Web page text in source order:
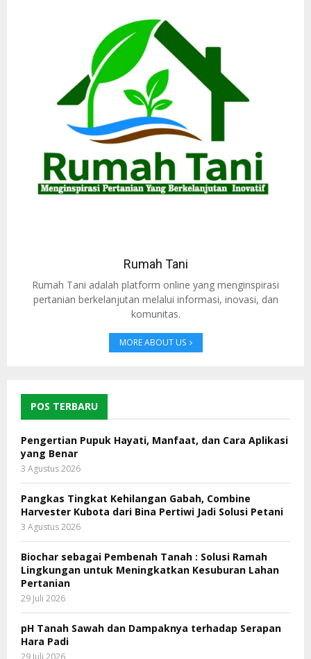
Rumah Tani
Rumah Tani adalah platform online yang menginspirasi
pertanian berkelanjutan melalui informasi, inovasi, dan
komunitas.
MORE ABOUT US
POS TERBARU
Pengertian Pupuk Hayati, Manfaat, dan Cara Aplikasi
yang Benar
3 Agustus 2026
Pangkas Tingkat Kehilangan Gabah, Combine
Harvester Kubota dari Bina Pertiwi Jadi Solusi Petani
3 Agustus 2026
Biochar sebagai Pembenah Tanah : Solusi Ramah
Lingkungan untuk Meningkatkan Kesuburan Lahan
Pertanian
29 Juli 2026
pH Tanah Sawah dan Dampaknya terhadap Serapan
Hara Padi
29 Juli 2026